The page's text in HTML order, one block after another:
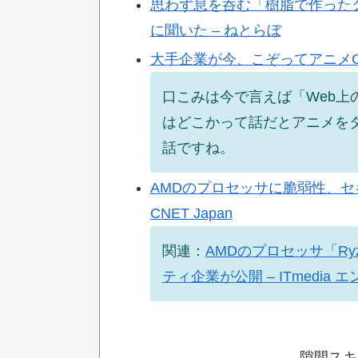
思わず息を呑む「樹脂で作っ
に聞いた – ねとらぼ
大手企業が今、こぞってアニ
口こみは今で言えば「Web上
はどこかって話だとアニメを
話ですね。
AMDのプロセッサに脆弱性、
CNET Japan
関連： AMDのプロセッサ「
ティ企業が公開 – ITmedia エ